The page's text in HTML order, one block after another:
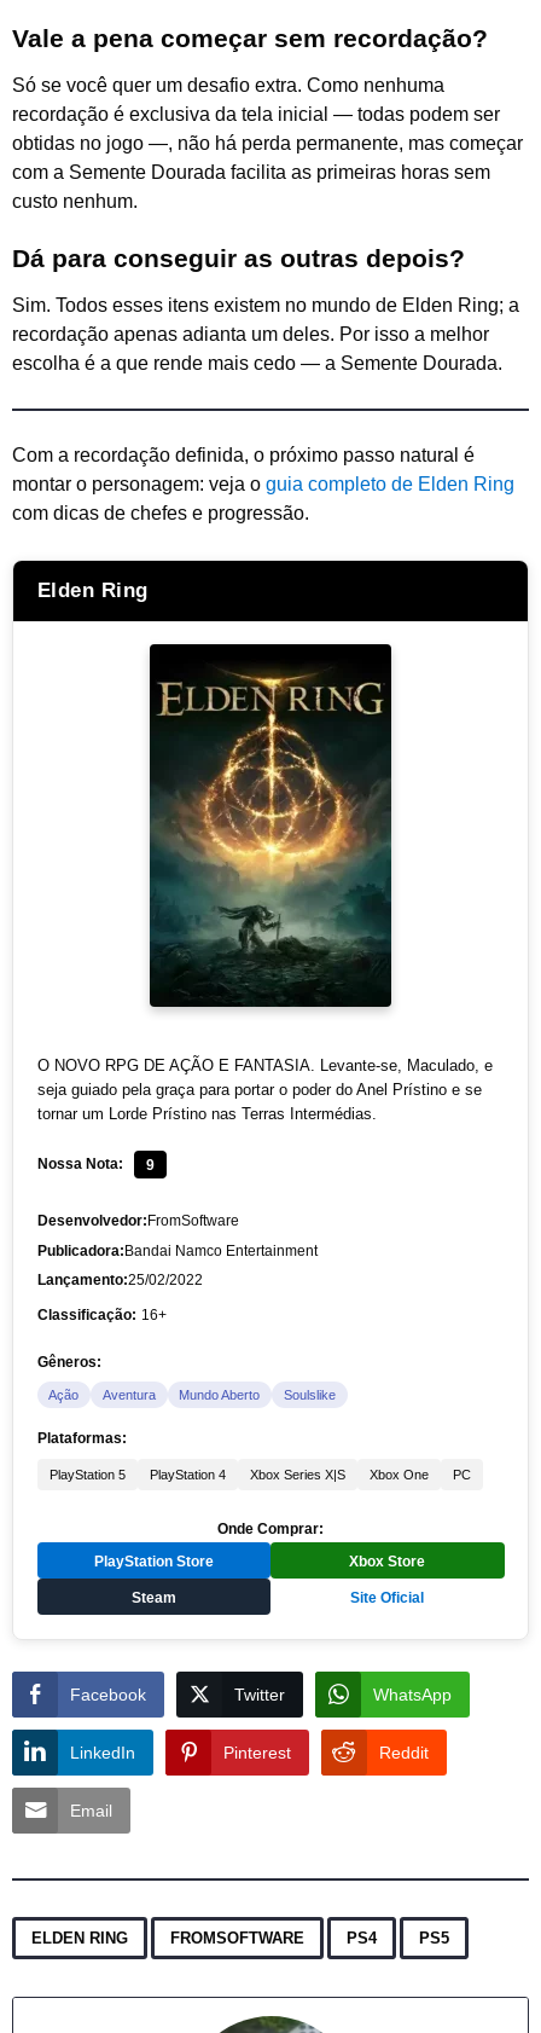
Vale a pena começar sem recordação?
Só se você quer um desafio extra. Como nenhuma
recordação é exclusiva da tela inicial — todas podem ser
obtidas no jogo —, não há perda permanente, mas começar
com a Semente Dourada facilita as primeiras horas sem
custo nenhum.
Dá para conseguir as outras depois?
Sim. Todos esses itens existem no mundo de Elden Ring; a
recordação apenas adianta um deles. Por isso a melhor
escolha é a que rende mais cedo — a Semente Dourada.
Com a recordação definida, o próximo passo natural é
montar o personagem: veja o guia completo de Elden Ring
com dicas de chefes e progressão.
Elden Ring
O NOVO RPG DE AÇÃO E FANTASIA. Levante-se, Maculado, e
seja guiado pela graça para portar o poder do Anel Prístino e se
tornar um Lorde Prístino nas Terras Intermédias.
Nossa Nota: 9
Desenvolvedor: FromSoftware
Publicadora:Bandai Namco Entertainment
Lançamento:25/02/2022
Classificação: 16+
Gêneros:
Ação Aventura Mundo Aberto Soulslike
Plataformas:
PlayStation 5 PlayStation 4 Xbox Series X|S Xbox One PC
Onde Comprar:
PlayStation Store Xbox Store
Steam Site Oficial
Facebook Twitter WhatsApp
LinkedIn Pinterest Reddit
Email
ELDEN RING FROMSOFTWARE PS4 PS5